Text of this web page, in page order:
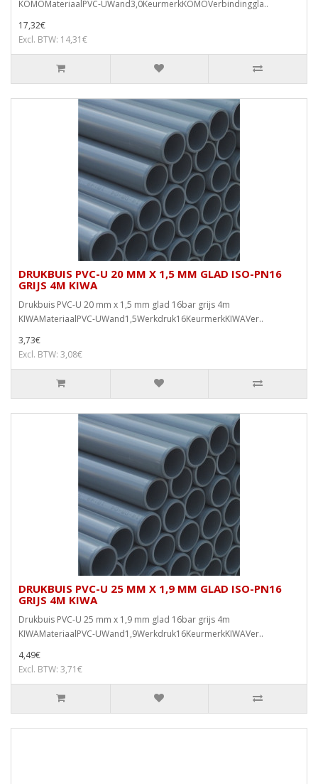
KOMOMateriaalPVC-UWand3,0KeurmerkKOMOVerbindinggla..
17,32€
Excl. BTW: 14,31€
DRUKBUIS PVC-U 20 MM X 1,5 MM GLAD ISO-PN16
GRIJS 4M KIWA
Drukbuis PVC-U 20 mm x 1,5 mm glad 16bar grijs 4m
KIWAMateriaalPVC-UWand1,5Werkdruk16KeurmerkKIWAVer..
3,73€
Excl. BTW: 3,08€
DRUKBUIS PVC-U 25 MM X 1,9 MM GLAD ISO-PN16
GRIJS 4M KIWA
Drukbuis PVC-U 25 mm x 1,9 mm glad 16bar grijs 4m
KIWAMateriaalPVC-UWand1,9Werkdruk16KeurmerkKIWAVer..
4,49€
Excl. BTW: 3,71€